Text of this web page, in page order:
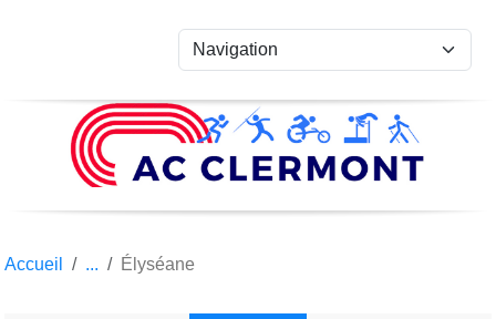
Accueil Élyséane